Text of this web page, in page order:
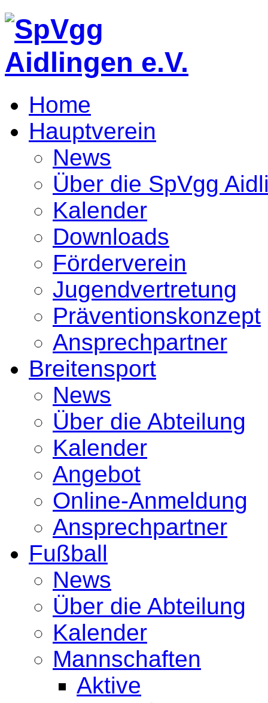
Home
Hauptverein
News
Über die SpVgg
Kalender
Downloads
Förderverein
Jugendvertretung
Präventionskonzept
Ansprechpartner
Breitensport
News
Über die Abteilung
Kalender
Angebot
Online-Anmeldung
Ansprechpartner
Fußball
News
Über die Abteilung
Kalender
Mannschaften
Aktive